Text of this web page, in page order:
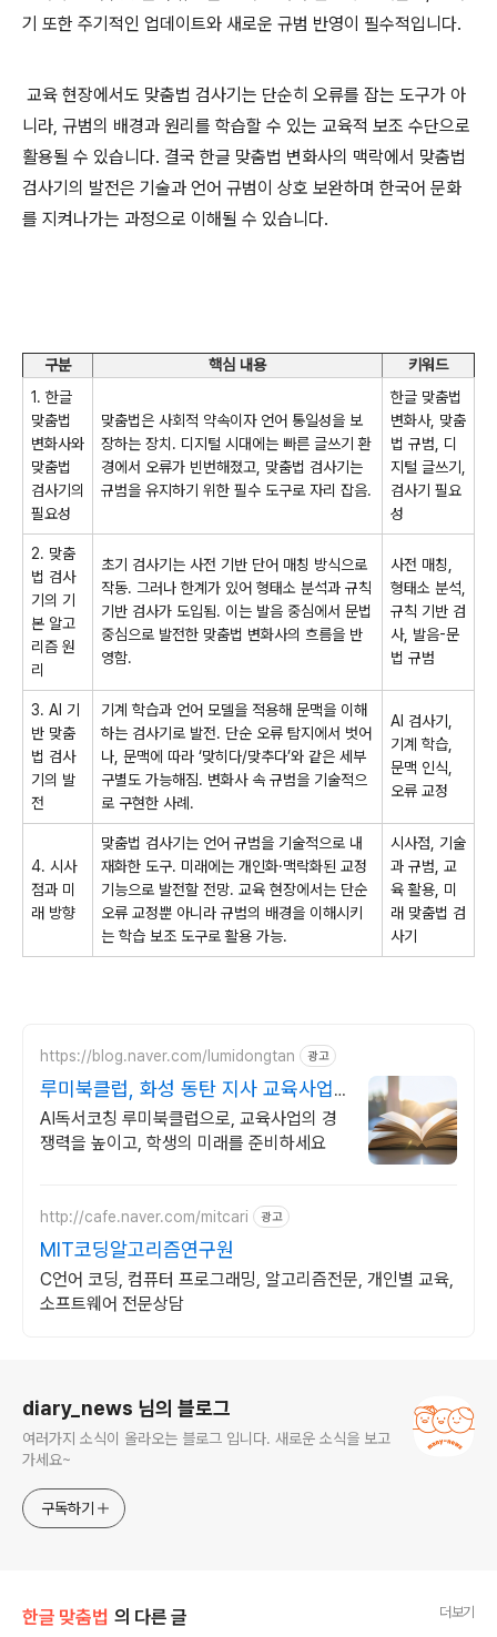
기 또한 주기적인 업데이트와 새로운 규범 반영이 필수적입니다.
교육 현장에서도 맞춤법 검사기는 단순히 오류를 잡는 도구가 아
니라, 규범의 배경과 원리를 학습할 수 있는 교육적 보조 수단으로
활용될 수 있습니다. 결국 한글 맞춤법 변화사의 맥락에서 맞춤법
검사기의 발전은 기술과 언어 규범이 상호 보완하며 한국어 문화
를 지켜나가는 과정으로 이해될 수 있습니다.
구분 핵심 내용
키워드
1. 한글
맞춤법
변화사와
맞춤법
검사기의
필요성
맞춤법은 사회적 약속이자 언어 통일성을 보
장하는 장치. 디지털 시대에는 빠른 글쓰기 환
경에서 오류가 빈번해졌고, 맞춤법 검사기는
규범을 유지하기 위한 필수 도구로 자리 잡음.
한글 맞춤법
변화사, 맞춤
법 규범, 디
지털 글쓰기,
검사기 필요
성
2. 맞춤
법 검사
기의 기
본 알고
리즘 원
리
초기 검사기는 사전 기반 단어 매칭 방식으로
작동. 그러나 한계가 있어 형태소 분석과 규칙
기반 검사가 도입됨. 이는 발음 중심에서 문법
중심으로 발전한 맞춤법 변화사의 흐름을 반
영함.
사전 매칭,
형태소 분석,
규칙 기반 검
사, 발음-문
법 규범
3. AI 기
반 맞춤
법 검사
기의 발
전
기계 학습과 언어 모델을 적용해 문맥을 이해
하는 검사기로 발전. 단순 오류 탐지에서 벗어
나, 문맥에 따라 ‘맞히다/맞추다’와 같은 세부
구별도 가능해짐. 변화사 속 규범을 기술적으
로 구현한 사례.
AI 검사기,
기계 학습,
문맥 인식,
오류 교정
4. 시사
점과 미
래 방향
맞춤법 검사기는 언어 규범을 기술적으로 내
재화한 도구. 미래에는 개인화·맥락화된 교정
기능으로 발전할 전망. 교육 현장에서는 단순
오류 교정뿐 아니라 규범의 배경을 이해시키
는 학습 보조 도구로 활용 가능.
시사점, 기술
과 규범, 교
육 활용, 미
래 맞춤법 검
사기
https://blog.naver.com/lumidongtan 광고
루미북클럽, 화성 동탄 지사 교육사업
의 기초 경쟁력
AI독서코칭 루미북클럽으로, 교육사업의 경
쟁력을 높이고, 학생의 미래를 준비하세요
http://cafe.naver.com/mitcari 광고
MIT코딩알고리즘연구원
C언어 코딩, 컴퓨터 프로그래밍, 알고리즘전문, 개인별 교육,
소프트웨어 전문상담
diary_news 님의 블로그
여러가지 소식이 올라오는 블로그 입니다. 새로운 소식을 보고
가세요~
구독하기
한글 맞춤법 의 다른 글 더보기